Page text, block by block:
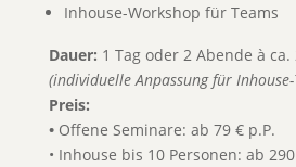
Inhouse-Workshop für Teams
Dauer: 1 Tag oder 2 Abende à ca.
(individuelle Anpassung für
Preis:
• Offene Seminare: ab 79 € p.P.
• Inhouse bis 10 Personen: ab